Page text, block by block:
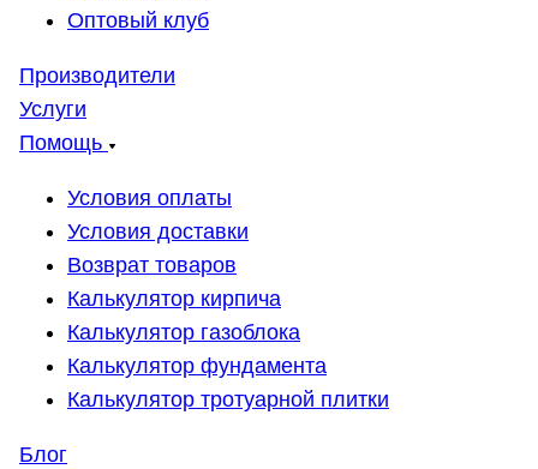
Оптовый клуб
Производители
Услуги
Помощь
Условия оплаты
Условия доставки
Возврат товаров
Калькулятор кирпича
Калькулятор газоблока
Калькулятор фундамента
Калькулятор тротуарной плитки
Блог